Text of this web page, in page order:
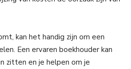
kan het handig zijn om een
Een ervaren boekhouder kan
zitten en je helpen om je